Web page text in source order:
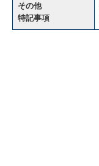
その他
特記事項